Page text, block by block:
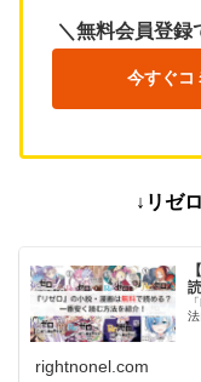
＼無料会員登録
今すぐコ
↓リゼロ
rightnonel.com